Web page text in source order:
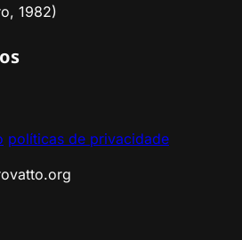
1982)
políticas de privacidade